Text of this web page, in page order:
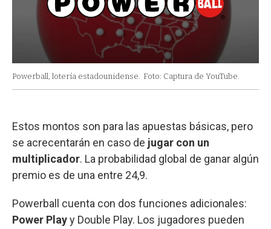
Powerball, lotería estadounidense. Foto: Captura de YouTube.
Estos montos son para las apuestas básicas, pero
se acrecentarán en caso de jugar con un
multiplicador. La probabilidad global de ganar algún
premio es de una entre 24,9.
Powerball cuenta con dos funciones adicionales:
Power Playy Double Play. Los jugadores pueden